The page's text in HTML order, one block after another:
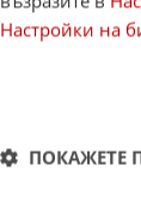
Настройки на
ПОКАЖЕТЕ